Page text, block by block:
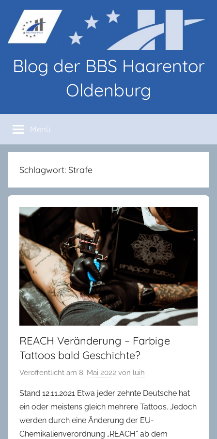
Inhalt
springen
Blog der BBS Haarentor
Oldenburg
von
Lernenden
und
Lehrenden
den
Haarentor
Oldenburg
Menü
Schlagwort: Strafe
REACH Veränderung – Farbige
Tattoos bald Geschichte?
Veröffentlicht am 8. Mai 2022 von luih
Stand 12.11.2021 Etwa jeder zehnte Deutsche hat
ein oder meistens gleich mehrere Tattoos. Jedoch
werden durch eine Änderung der EU-
Chemikalienverordnung „REACH“ ab dem